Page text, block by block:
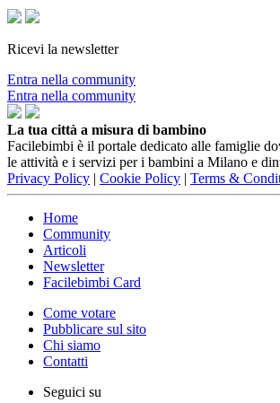
Ricevi la newsletter
Entra nella community
Entra nella community
La tua città a misura di bambino
Facilebimbi è il portale dedicato alle famiglie
le attività e i servizi per i bambini a Milano e
Privacy Policy | Cookie Policy | Terms &
Home
Community
Articoli
Newsletter
Facilebimbi Card
Come votare
Pubblicare sul sito
Chi siamo
Contatti
Seguici su